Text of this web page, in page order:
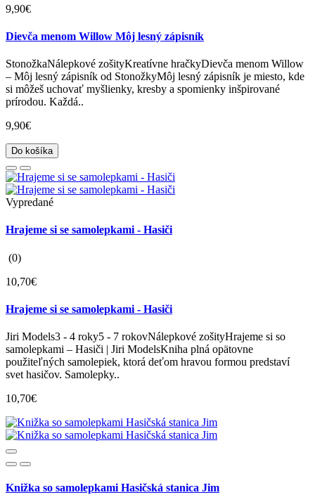
9,90€
Dievča menom Willow Môj lesný zápisník
StonožkaNálepkové zošityKreatívne hračkyDievča menom Willow
– Môj lesný zápisník od StonožkyMôj lesný zápisník je miesto, kde
si môžeš uchovať myšlienky, kresby a spomienky inšpirované
prírodou. Každá..
9,90€
Do košíka
Vypredané
Hrajeme si se samolepkami - Hasiči
(0)
10,70€
Hrajeme si se samolepkami - Hasiči
Jiri Models3 - 4 roky5 - 7 rokovNálepkové zošityHrajeme si so
samolepkami – Hasiči | Jiri ModelsKniha plná opätovne
použiteľných samolepiek, ktorá deťom hravou formou predstaví
svet hasičov. Samolepky..
10,70€
Knižka so samolepkami Hasičská stanica Jim